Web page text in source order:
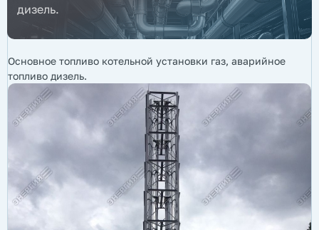
дизель.
Основное топливо котельной установки газ, аварийное
топливо дизель.